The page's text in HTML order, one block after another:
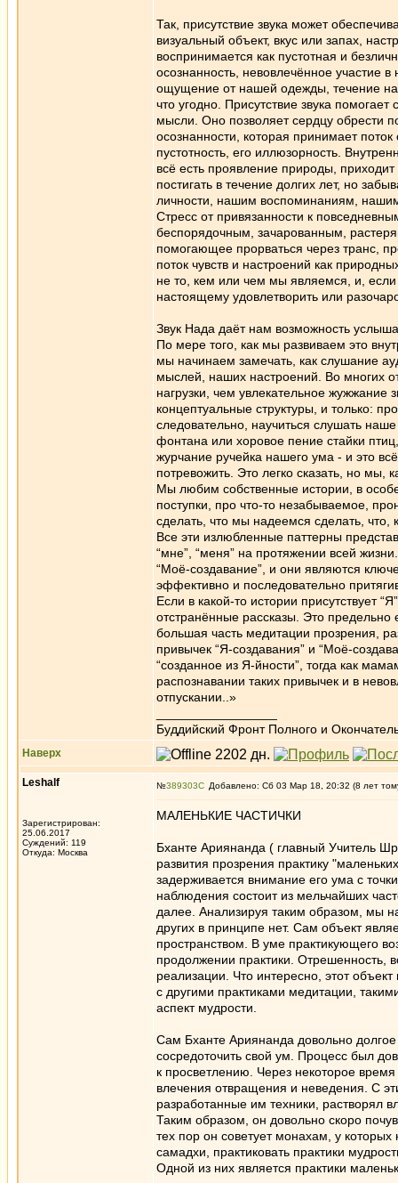
Так, присутствие звука может
визуальный объект, вкус или запах,
воспринимается как пустотная и
осознанность, невовлечённое участие
ощущение от нашей одежды, течение
что угодно. Присутствие звука
мысли. Оно позволяет сердцу обрести
осознанности, которая принимает
пустотность, его иллюзорность.
всё есть проявление природы,
постигать в течение долгих лет, но
личности, нашим воспоминаниям,
Стресс от привязанности к
беспорядочным, зачарованным,
помогающее прорваться через транс,
поток чувств и настроений как
не то, кем или чем мы являемся, и, если
настоящему удовлетворить или
Звук Нада даёт нам возможность
По мере того, как мы развиваем это
мы начинаем замечать, как слушание
мыслей, наших настроений. Во многих
нагрузки, чем увлекательное
концептуальные структуры, и только:
следовательно, научиться слушать
фонтана или хоровое пение стайки
журчание ручейка нашего ума - и это
потревожить. Это легко сказать, но
Мы любим собственные истории, в
поступки, про что-то незабываемое,
сделать, что мы надеемся сделать,
Все эти излюбленные паттерны
“мне”, “меня” на протяжении всей
“Моё-создавание”, и они являются
эффективно и последовательно
Если в какой-то истории присутствует
отстранённые рассказы. Это предельно
большая часть медитации прозрения,
привычек “Я-создавания” и “Моё-
“созданное из Я-йности”, тогда как
распознавании таких привычек и в
отпускании..»
Буддийский Фронт Полного и
Наверх
Leshalf
Зарегистрирован:
25.06.2017
Суждений: 119
Откуда: Москва
№389303 Добавлено: Сб 03 Мар 18, 20:32 (8 лет
МАЛЕНЬКИЕ ЧАСТИЧКИ
Бханте Ариянанда ( главный Учитель
развития прозрения практику
задерживается внимание его ума с
наблюдения состоит из мельчайших
далее. Анализируя таким образом, мы
других в принципе нет. Сам объект
пространством. В уме практикующего
продолжении практики. Отрешенность,
реализации. Что интересно, этот
с другими практиками медитации,
аспект мудрости.
Сам Бханте Ариянанда довольно
сосредоточить свой ум. Процесс был
к просветлению. Через некоторое
влечения отвращения и неведения. С
разработанные им техники, растворял
Таким образом, он довольно скоро
тех пор он советует монахам, у
самадхи, практиковать практики
Одной из них является практики